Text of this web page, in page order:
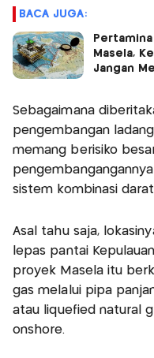
BACA JUGA:
Masela,
Jangan
Sebagaimana
pengembangan
memang berisiko
sistem kombinasi
Asal tahu saja,
lepas pantai
proyek Masela itu
gas melalui pipa
atau liquefied natural
onshore.